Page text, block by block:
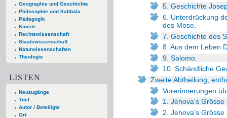
Geographie und Geschichte
Philosophie und Kabbala
Pädagogik
Künste
Rechtswissenschaft
Staatswissenschaft
Naturwissenschaften
Theologie
LISTEN
Neuzugänge
Titel
Autor / Beteiligte
Ort
5. Geschichte
6. Unterdrückung
des Mose.
7. Geschichte des
8. Aus dem Leben
9. Salomo.
10. Schändliche
Zweite Abtheilung,
Vorerinnerungen
1. Jehova's
2. Jehova's